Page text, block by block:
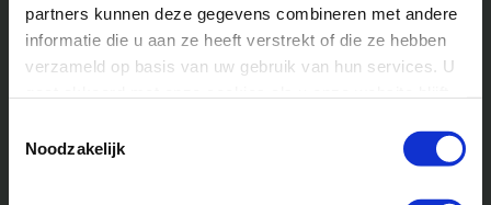
partners kunnen deze gegevens combineren met andere
informatie die u aan ze heeft verstrekt of die ze hebben
verzameld op basis van uw gebruik van hun services. U
Noodzakelijk
25 juli 2026 | Nieuws
Lees meer